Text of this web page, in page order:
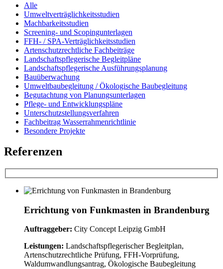
Alle
Umweltverträglichkeitsstudien
Machbarkeitsstudien
Screening- und Scopingunterlagen
FFH- / SPA-Verträglichkeitsstudien
Artenschutzrechtliche Fachbeiträge
Landschaftspflegerische Begleitpläne
Landschaftspflegerische Ausführungsplanung
Bauüberwachung
Umweltbaubegleitung / Ökologische Baubegleitung
Begutachtung von Planungsunterlagen
Pflege- und Entwicklungspläne
Unterschutzstellungsverfahren
Fachbeitrag Wasserrahmenrichtlinie
Besondere Projekte
Referenzen
Errichtung von Funkmasten in Brandenburg
Auftraggeber: City Concept Leipzig GmbH
Leistungen: Landschaftspflegerischer Begleitplan,
Artenschutzrechtliche Prüfung, FFH-Vorprüfung,
Waldumwandlungsantrag, Ökologische Baubegleitung